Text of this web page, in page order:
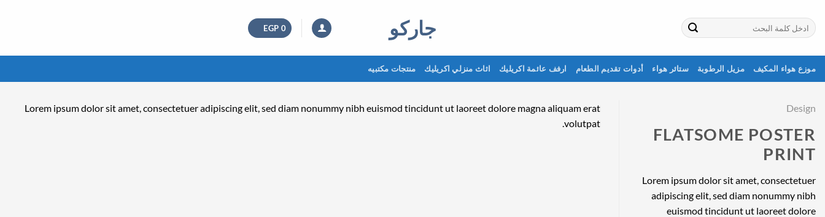
للمحتوى
جاركو
البحث
عن:
EGP 0
موزع هواء المكيف مزيل الرطوبة ستائر هواء أدوات تقديم الطعام ارفف عائمة اكريليك اثاث منزلي اكريليك منتجات مكتبيه
Design
FLATSOME POSTER
PRINT
Lorem ipsum dolor sit amet, consectetuer
adipiscing elit, sed diam nonummy nibh
euismod tincidunt ut laoreet dolore
Lorem ipsum dolor sit amet, consectetuer adipiscing elit, sed diam nonummy nibh euismod tincidunt ut laoreet dolore magna aliquam erat
volutpat.